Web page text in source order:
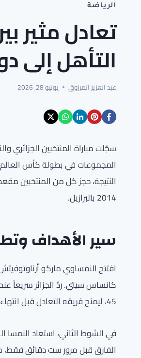
الرياضة
تعادل مثير
التأهل إلى دور الـ32 في
عبد العزيز المرزوق يونيو 28, 2026
2014 بالبرازيل.
سير الأهداف
كانساس سيتي. ردّ الجزائر سريعاً
45، ليمنح فريقه التعادل قبل انتهاء الشوط.
الفارق قبل مرور ست دقائق فقط،